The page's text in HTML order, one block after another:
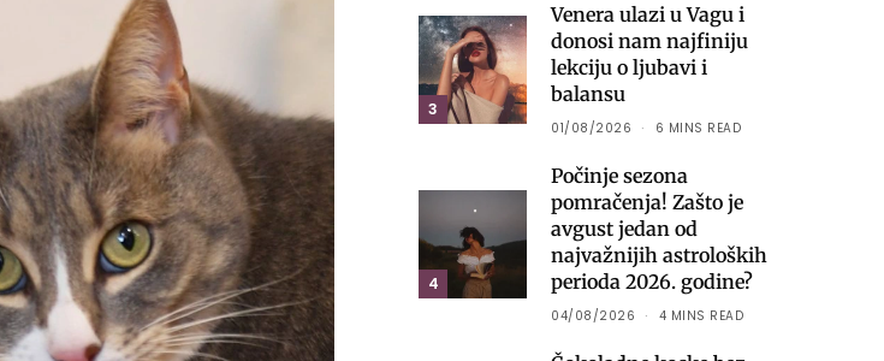
3
Venera ulazi u Vagu i
donosi nam najfiniju
lekciju o ljubavi i
balansu
01/08/2026 6 MINS READ
4
Počinje sezona
pomračenja! Zašto je
avgust jedan od
najvažnijih astroloških
perioda 2026. godine?
04/08/2026 4 MINS READ